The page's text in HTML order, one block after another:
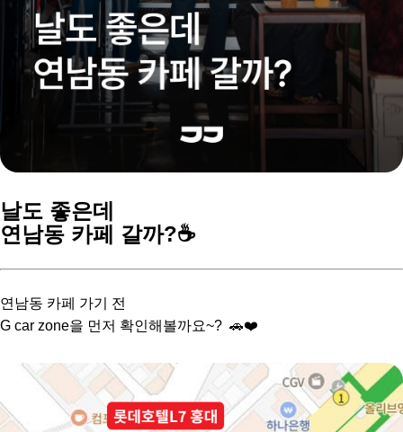
날도 좋은데
연남동 카페 갈까?☕️
연남동 카페 가기 전
G car zone을 먼저 확인해볼까요~? 🚗❤️